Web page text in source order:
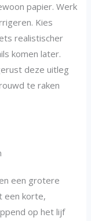
papier. Werk
Kies
realistischer
komen later.
deze uitleg
te raken
een grotere
een korte,
op het lijf